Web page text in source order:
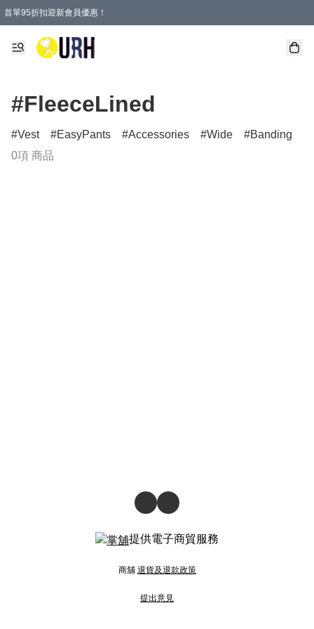
首單95折扣迎新會員優惠！
特選會員可享全單低至 95 折優惠！
單一訂單滿HKD600(澳門HKD800)包郵寄順豐送到家。
#FleeceLined
Vest EasyPants Accessories Wide Banding
0項 商品
提供電子商貿服務
商舖 退貨及退款政策
提出意見